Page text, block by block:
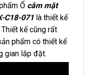
Ổ cắm mặt
C18-071 là thiết kế
kế cũng rất
phẩm có thiết kế
gian lắp đặt.